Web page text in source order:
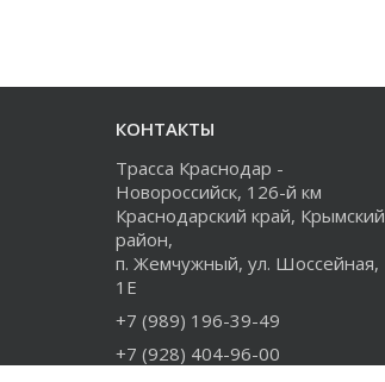
КОНТАКТЫ
Трасса Краснодар -
Новороссийск, 126-й км
Краснодарский край, Крымский
район,
п. Жемчужный, ул. Шоссейная,
1Е
+7 (989) 196-39-49
+7 (928) 404-96-00